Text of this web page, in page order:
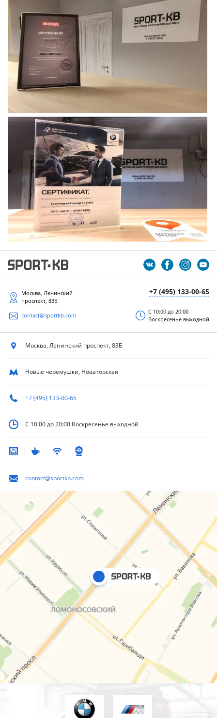
+7 (495) 133-00-65
Москва, Ленинский
проспект, 83Б
contact@sportkb.com
С 10:00 до 20:00
Воскресенье выходной
Москва, Ленинский проспект, 83Б
Новые черёмушки, Новаторская
+7 (495) 133-00-65
С 10:00 до 20:00 Воскресенье выходной
contact@sportkb.com